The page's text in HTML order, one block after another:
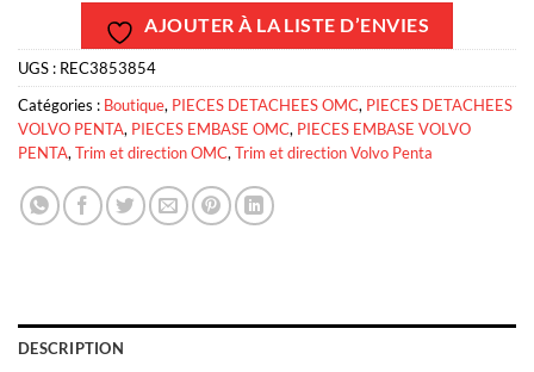
AJOUTER À LA LISTE D’ENVIES
UGS : REC3853854
Catégories : Boutique, PIECES DETACHEES OMC, PIECES DETACHEES
VOLVO PENTA, PIECES EMBASE OMC, PIECES EMBASE VOLVO
PENTA,Trim et direction OMC,Trim et direction Volvo Penta
DESCRIPTION